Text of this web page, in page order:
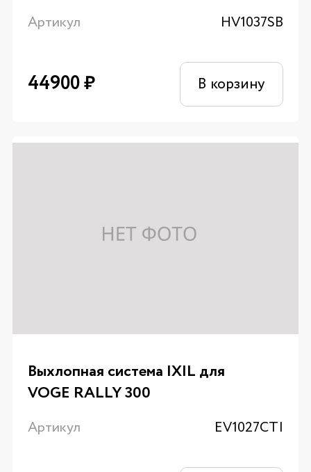
Артикул HV1037SB
44900₽ В корзину
Выхлопная система IXIL для
VOGE RALLY 300
Артикул EV1027CTI